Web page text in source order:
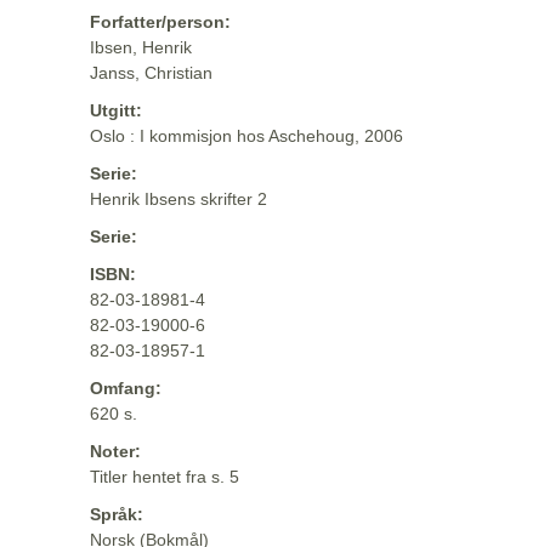
Forfatter/person:
Ibsen, Henrik
Janss, Christian
Utgitt:
Oslo : I kommisjon hos Aschehoug, 2006
Serie:
Henrik Ibsens skrifter 2
Serie:
ISBN:
82-03-18981-4
82-03-19000-6
82-03-18957-1
Omfang:
620 s.
Noter:
Titler hentet fra s. 5
Språk:
Norsk (Bokmål)